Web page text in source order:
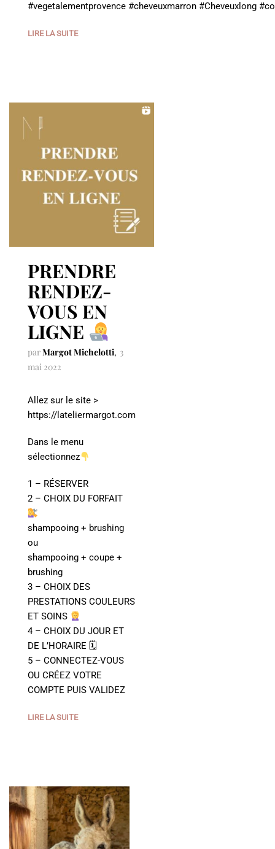
#vegetalementprovence #cheveuxmarron #Cheveuxlong
LIRE LA SUITE
PRENDRE
RENDEZ-
VOUS EN
LIGNE
parMargot Michelotti 3
mai 2022
Allez sur le site >
https://lateliermargot.com
Dans le menu
sélectionnez
1 – RÉSERVER
2 – CHOIX DU FORFAIT
shampooing + brushing
ou
shampooing + coupe +
brushing
3 – CHOIX DES
PRESTATIONS COULEURS
ET SOINS
4 – CHOIX DU JOUR ET
DE L’HORAIRE 🗓
5 – CONNECTEZ-VOUS
OU CRÉEZ VOTRE
COMPTE PUIS VALIDEZ
LIRE LA SUITE